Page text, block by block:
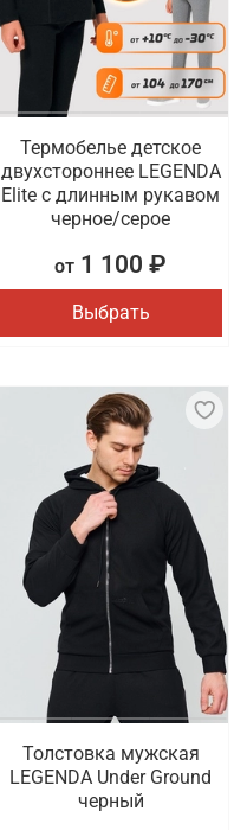
Термобелье детское
двухстороннее LEGENDA
Elite с длинным рукавом
черное/серое
от 1 100 ₽
Выбрать
Толстовка мужская
LEGENDA Under Ground
черный